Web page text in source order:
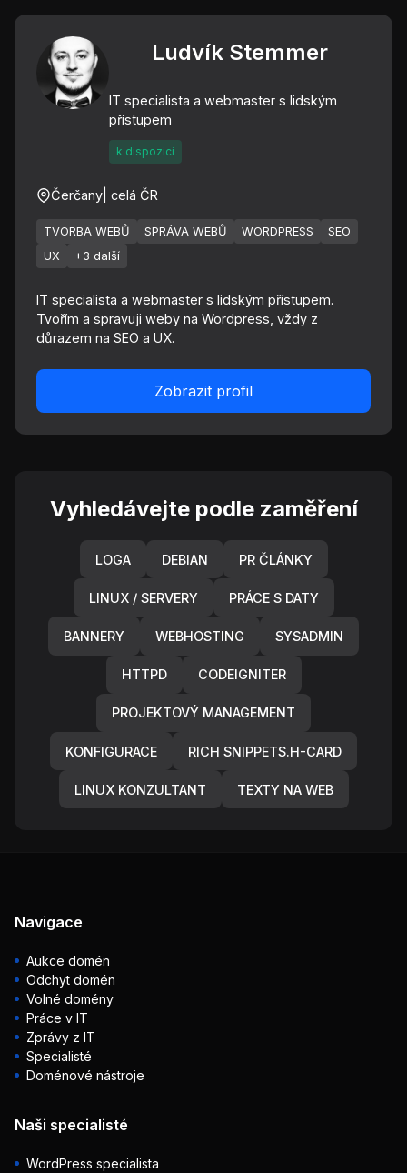
Ludvík Stemmer
IT specialista a webmaster s lidským
přístupem
k dispozici
Čerčany | celá ČR
TVORBA WEBŮ SPRÁVA WEBŮ WORDPRESS
SEO
UX
+3 další
IT specialista a webmaster s lidským přístupem.
Tvořím a spravuji weby na Wordpress, vždy z
důrazem na SEO a UX.
Zobrazit profil
Vyhledávejte podle zaměření
LOGA DEBIAN PR ČLÁNKY
LINUX / SERVERY PRÁCE S DATY
BANNERY WEBHOSTING SYSADMIN
HTTPD CODEIGNITER
PROJEKTOVÝ MANAGEMENT
KONFIGURACE RICH SNIPPETS.H-CARD
LINUX KONZULTANT TEXTY NA WEB
Navigace
Aukce domén
Odchyt domén
Volné domény
Práce v IT
Zprávy z IT
Specialisté
Doménové nástroje
Naši specialisté
WordPress specialista